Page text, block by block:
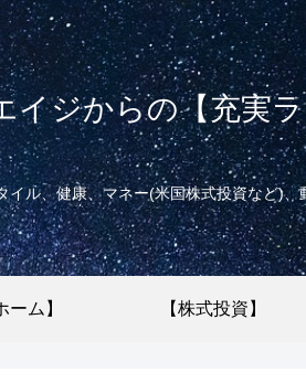
イジからの【充実
イル、健康、マネー(米国株式投資など)
ーム】 【株式投資】